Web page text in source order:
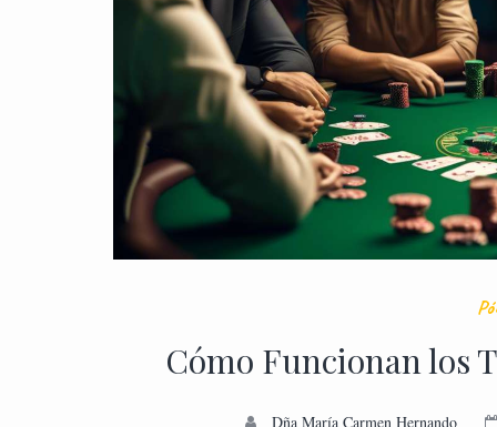
Cómo Funcionan los
Dña María Carmen Hernando